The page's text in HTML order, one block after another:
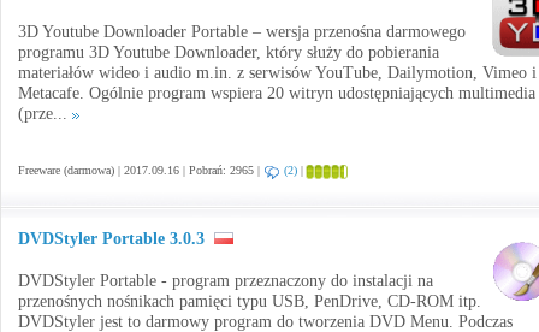
3D Youtube Downloader Portable – wersja przenośna darmowego
programu 3D Youtube Downloader, który służy do pobierania
materiałów wideo i audio m.in. z serwisów YouTube, Dailymotion, Vimeo i
Metacafe. Ogólnie program wspiera 20 witryn udostępniających multimedia
(prze...
Freeware (darmowa) | 2017.09.16 | Pobrań: 2965 | (2) |
DVDStyler Portable 3.0.3
DVDStyler Portable - program przeznaczony do instalacji na
przenośnych nośnikach pamięci typu USB, PenDrive, CD-ROM itp.
DVDStyler jest to darmowy program do tworzenia DVD Menu. Podczas